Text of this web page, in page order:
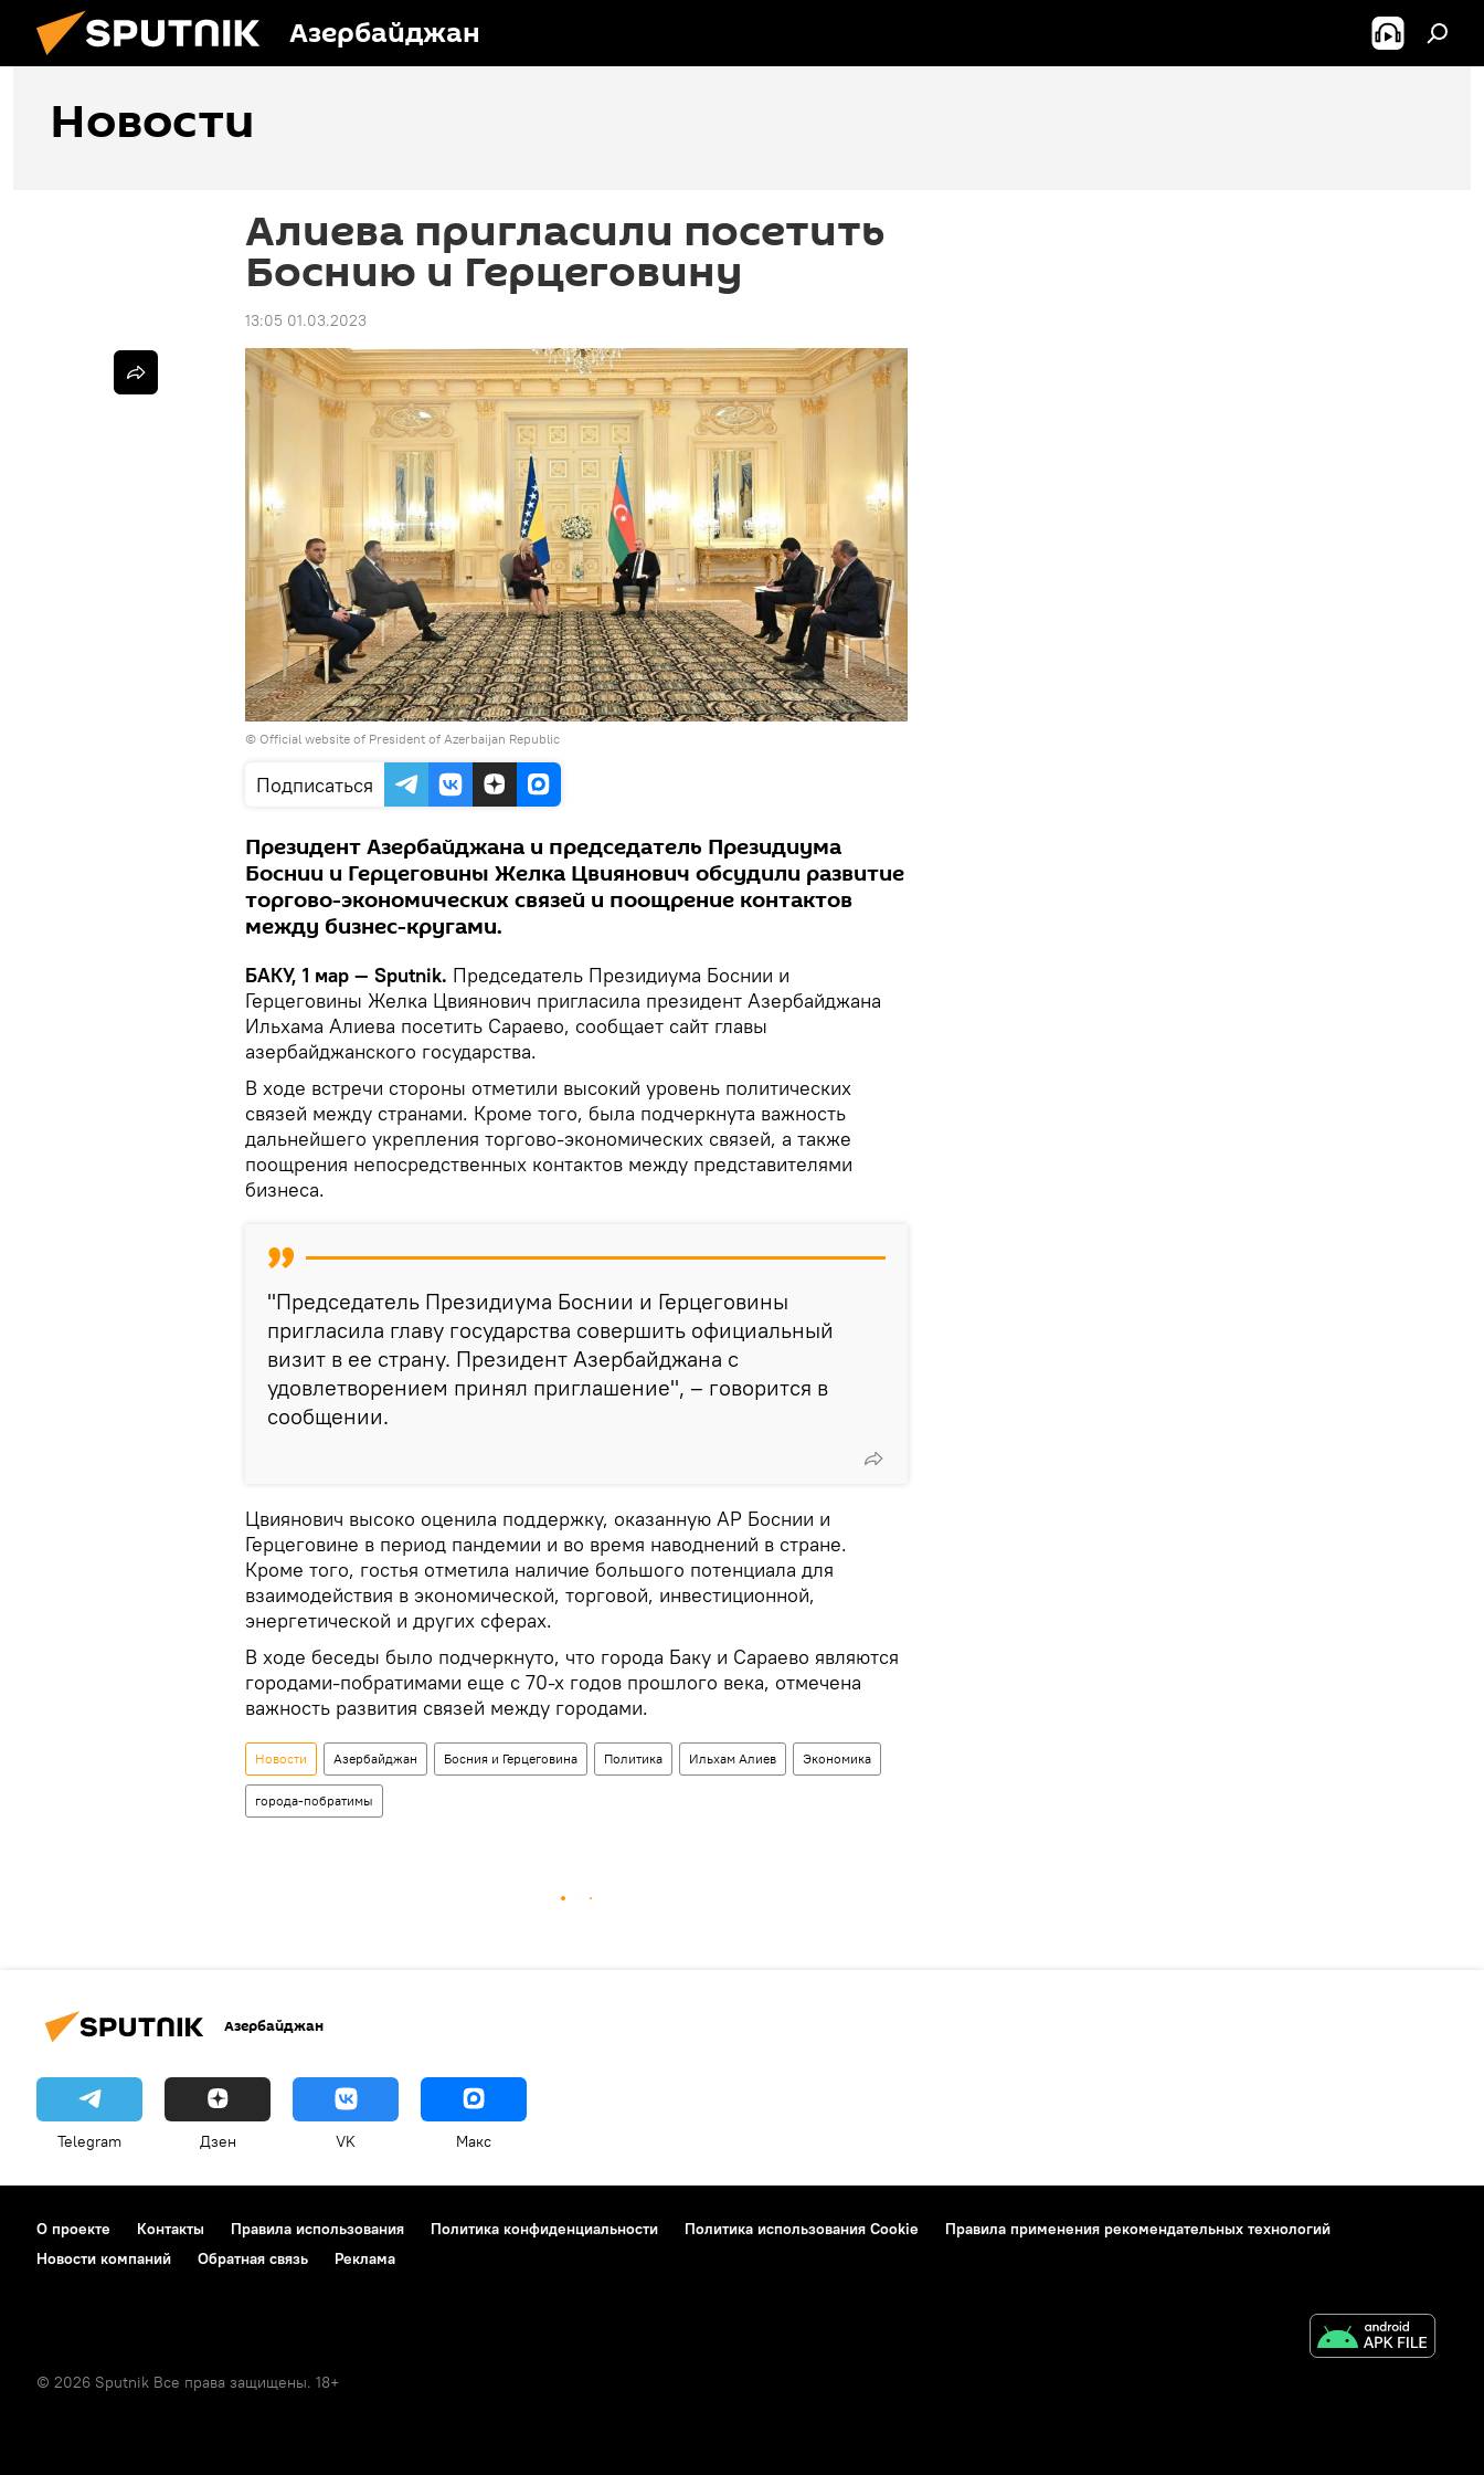
Азербайджан
Новости
Алиева пригласили посетить
Боснию и Герцеговину
13:05 01.03.2023
© Official website of President of Azerbaijan Republic
Подписаться
Президент Азербайджана и председатель Президиума
Боснии и Герцеговины Желка Цвиянович обсудили развитие
торгово-экономических связей и поощрение контактов
между бизнес-кругами.
БАКУ, 1 мар — Sputnik. Председатель Президиума Боснии и
Герцеговины Желка Цвиянович пригласила президент Азербайджана
Ильхама Алиева посетить Сараево, сообщает сайт главы
азербайджанского государства.
В ходе встречи стороны отметили высокий уровень политических
связей между странами. Кроме того, была подчеркнута важность
дальнейшего укрепления торгово-экономических связей, а также
поощрения непосредственных контактов между представителями
бизнеса.
"Председатель Президиума Боснии и Герцеговины
пригласила главу государства совершить официальный
визит в ее страну. Президент Азербайджана с
удовлетворением принял приглашение", – говорится в
сообщении.
Цвиянович высоко оценила поддержку, оказанную АР Боснии и
Герцеговине в период пандемии и во время наводнений в стране.
Кроме того, гостья отметила наличие большого потенциала для
взаимодействия в экономической, торговой, инвестиционной,
энергетической и других сферах.
В ходе беседы было подчеркнуто, что города Баку и Сараево являются
городами-побратимами еще с 70-х годов прошлого века, отмечена
важность развития связей между городами.
Новости Азербайджан Босния и Герцеговина Политика Ильхам Алиев Экономика
города-побратимы
Азербайджан
Telegram Дзен VK Макс
О проекте Контакты Правила использования Политика конфиденциальности Политика использования Cookie
Правила применения рекомендательных технологий
Новости компаний
Обратная связь Реклама
© 2026 Sputnik Все права защищены. 18+